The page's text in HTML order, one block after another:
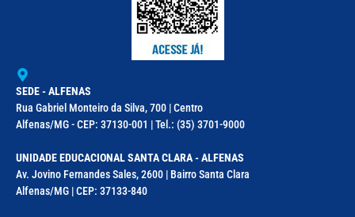
SEDE - ALFENAS
Rua Gabriel Monteiro da Silva, 700 | Centro
Alfenas/MG - CEP: 37130-001 | Tel.: (35) 3701-9000
UNIDADE EDUCACIONAL SANTA CLARA - ALFENAS
Av. Jovino Fernandes Sales, 2600 | Bairro Santa Clara
Alfenas/MG | CEP: 37133-840